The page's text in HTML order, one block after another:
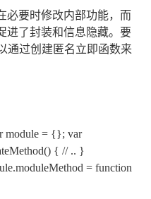
必要时修改内部功能，而
进了封装和信息隐藏。要
通过创建匿名立即函数来
module = {}; var
{ // .. }
= function